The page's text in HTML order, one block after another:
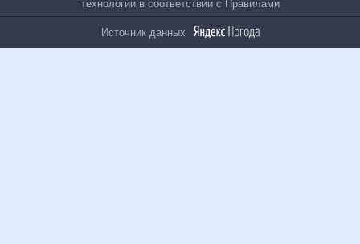
На информационном ресурсе применяются
рекомендательные технологии в соответствии сПравилами